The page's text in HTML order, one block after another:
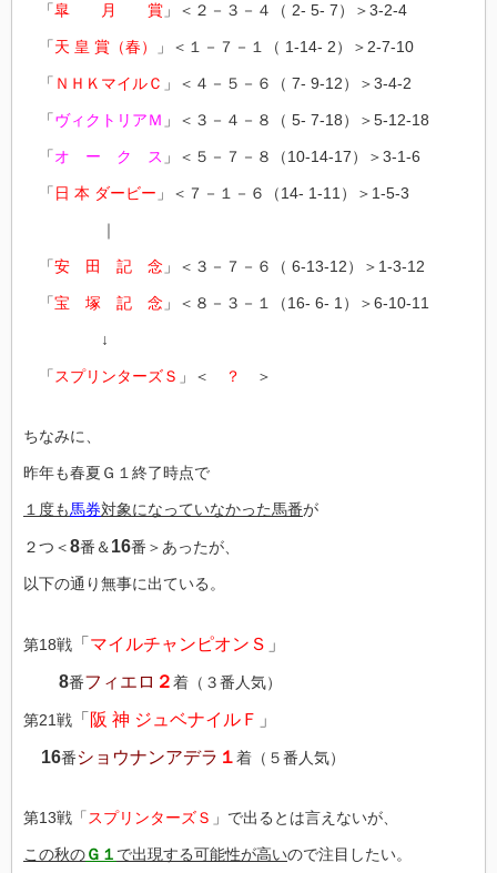
「皐 月 賞 」＜２－３－４（ 2- 5- 7）＞3-2-4
「天 皇 賞（春） 」＜１－７－１（ 1-14- 2）＞2-7-10
「 ＮＨＫマイルＣ 」＜４－５－６（ 7- 9-12）＞3-4-2
「ヴィクトリアＭ 」＜３－４－８（ 5- 7-18）＞5-12-18
「オ ー ク ス 」＜５－７－８（10-14-17）＞3-1-6
「 日 本 ダービー 」＜７－１－６（14- 1-11）＞1-5-3
｜
「安 田 記 念 」＜３－７－６（ 6-13-12）＞1-3-12
「宝 塚 記 念 」＜８－３－１（16- 6- 1）＞6-10-11
↓
「スプリンターズＳ 」＜ ？ ＞
ちなみに、
昨年も春夏Ｇ１終了時点で
１度も馬券対象になっていなかった馬番が
２つ＜8番＆16番＞あったが、
以下の通り無事に出ている。
第18戦 「 マイルチャンピオンＳ 」
8番フィエロ ２着（３番人気）
第21戦 「 阪 神 ジュベナイルＦ 」
16番ショウナンアデラ １着（５番人気）
第13戦「スプリンターズＳ 」で出るとは言えないが、
この秋のＧ１ で出現する可能性が高いので注目したい。